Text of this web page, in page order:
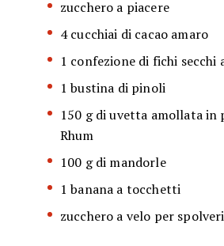
zucchero a piacere
4 cucchiai di cacao amaro
1 confezione di fichi secchi
1 bustina di pinoli
150 g di uvetta amollata in
Rhum
100 g di mandorle
1 banana a tocchetti
zucchero a velo per